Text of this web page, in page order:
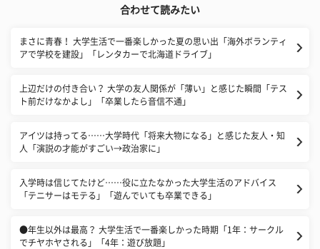
合わせて読みたい
まさに青春！ 大学生活で一番楽しかった夏の思い出「海外ボランティ
アで学校を建設」「レンタカーで北海道ドライブ」
上辺だけの付き合い？ 大学の友人関係が「薄い」と感じた瞬間「テス
ト前だけなかよし」「卒業したら音信不通」
アイツは持ってる……大学時代「将来大物になる」と感じた友人・知
人「演説の才能がすごい→政治家に」
入学時は信じてたけど……役に立たなかった大学生活のアドバイス
「テニサーはモテる」「遊んでいても卒業できる」
●年生以外は最高？ 大学生活で一番楽しかった時期「1年：サークル
でチヤホヤされる」「4年：遊び放題」